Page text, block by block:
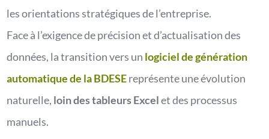
les orientations stratégiques de l’entreprise.
Face à l’exigence de précision et d’actualisation des
données, la transition vers un logiciel de génération
automatique de la BDESEreprésente une évolution
naturelle, loin des tableurs Excelet des processus
manuels.